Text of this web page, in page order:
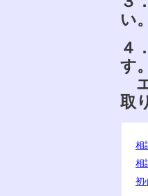
い。
４
す。
取
相
相
初